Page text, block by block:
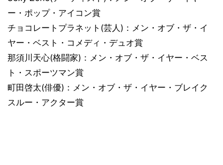
ー・ポップ・アイコン賞
チョコレートプラネット(芸人)：メン・オブ・ザ・イ
ヤー・ベスト・コメディ・デュオ賞
那須川天心(格闘家)：メン・オブ・ザ・イヤー・ベス
ト・スポーツマン賞
町田啓太(俳優)：メン・オブ・ザ・イヤー・ブレイク
スルー・アクター賞